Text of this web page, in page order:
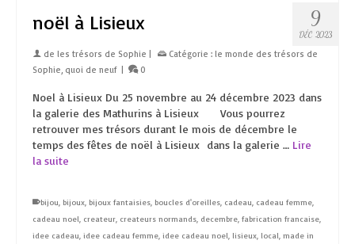
9
DÉC 2023
noël à Lisieux
de les trésors de Sophie Catégorie : le monde des trésors de
Sophie, quoi de neuf 0
Noel à Lisieux Du 25 novembre au 24 décembre 2023 dans
la galerie des Mathurins à Lisieux Vous pourrez
retrouver mes trésors durant le mois de décembre le
temps des fêtes de noël à Lisieux dans la galerie … Lire
la suite
bijou bijoux bijoux fantaisies boucles d'oreilles cadeau cadeau femme
cadeau noel createur createurs normands decembre fabrication francaise
idee cadeau idee cadeau femme idee cadeau noel lisieux local made in